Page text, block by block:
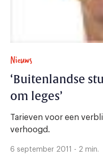
Nieuws
‘Buitenlandse
om leges’
Tarieven voor een
verhoogd.
6 september 2011 - 2 min.